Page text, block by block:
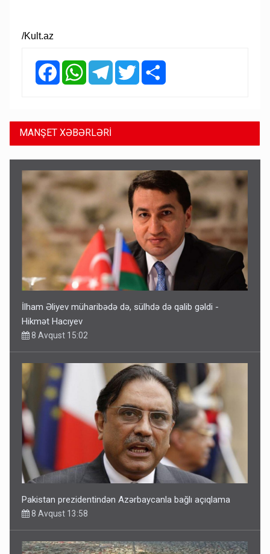
/Kult.az
FacebookWhatsAppTelegramTwitter
MANŞET XƏBƏRLƏRİ
İlham Əliyev müharibədə də, sülhdə də qalib gəldi -
Hikmət Hacıyev
8 Avqust 15:02
Pakistan prezidentindən Azərbaycanla bağlı açıqlama
8 Avqust 13:58